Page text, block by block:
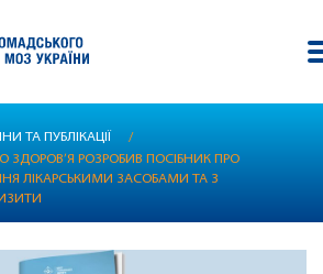
ТА ПУБЛІКАЦІЇ
/
ЗДОРОВ’Я РОЗРОБИВ ПОСІБНИК ПРО
ЛІКАРСЬКИМИ ЗАСОБАМИ ТА З